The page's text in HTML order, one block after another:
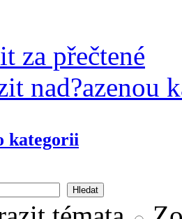
za přečtené
nad?azenou
kategorii